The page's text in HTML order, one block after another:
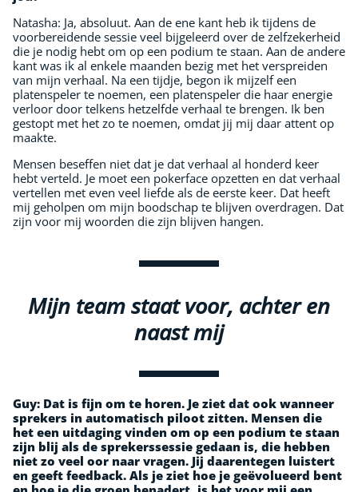
Natasha: Ja, absoluut. Aan de ene kant heb ik tijdens de
voorbereidende sessie veel bijgeleerd over de zelfzekerheid
die je nodig hebt om op een podium te staan. Aan de andere
kant was ik al enkele maanden bezig met het verspreiden
van mijn verhaal. Na een tijdje, begon ik mijzelf een
platenspeler te noemen, een platenspeler die haar energie
verloor door telkens hetzelfde verhaal te brengen. Ik ben
gestopt met het zo te noemen, omdat jij mij daar attent op
maakte.
Mensen beseffen niet dat je dat verhaal al honderd keer
hebt verteld. Je moet een pokerface opzetten en dat verhaal
vertellen met even veel liefde als de eerste keer. Dat heeft
mij geholpen om mijn boodschap te blijven overdragen. Dat
zijn voor mij woorden die zijn blijven hangen.
Mijn team staat voor, achter en
naast mij
Guy: Dat is fijn om te horen. Je ziet dat ook wanneer
sprekers in automatisch piloot zitten. Mensen die
het een uitdaging vinden om op een podium te staan
zijn blij als de sprekerssessie gedaan is, die hebben
niet zo veel oor naar vragen. Jij daarentegen luistert
en geeft feedback. Als je ziet hoe je geëvolueerd bent